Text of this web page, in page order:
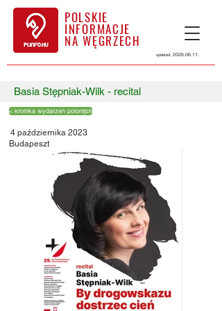
POLSKIE
INFORMACJE
NA WĘGRZECH
updated: 2026.06.11.
Basia Stępniak-Wilk - recital
< kronika wydarzeń polonijch
4 października 2023
Budapeszt